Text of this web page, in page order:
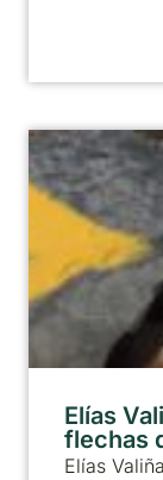
Elías
flechas
Elías